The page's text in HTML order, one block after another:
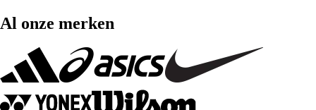
Al onze merken